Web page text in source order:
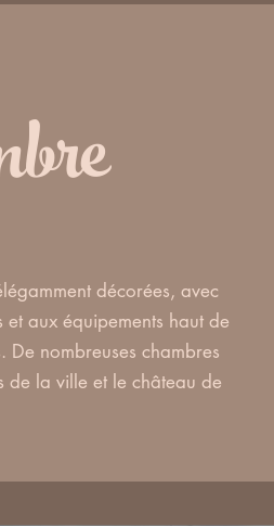
décorées, avec
aux équipements haut de
nombreuses chambres
de la ville et le château de